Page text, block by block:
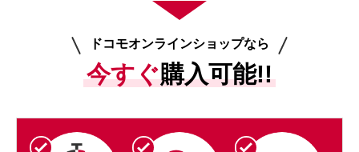
ドコモオンラインショップなら
今すぐ購入可能!!